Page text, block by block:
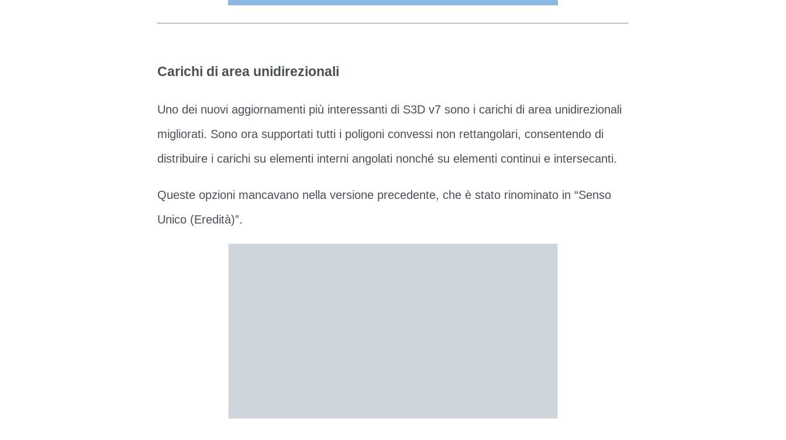
Carichi di area unidirezionali
Uno dei nuovi aggiornamenti più interessanti di S3D v7 sono i carichi di area unidirezionali
migliorati. Sono ora supportati tutti i poligoni convessi non rettangolari, consentendo di
distribuire i carichi su elementi interni angolati nonché su elementi continui e intersecanti.
Queste opzioni mancavano nella versione precedente, che è stato rinominato in “Senso
Unico (Eredità)”.